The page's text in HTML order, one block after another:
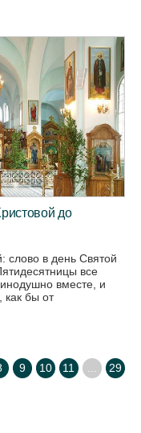
до
слово в день Святой
все
вместе, и
как бы от
9 10 11 29